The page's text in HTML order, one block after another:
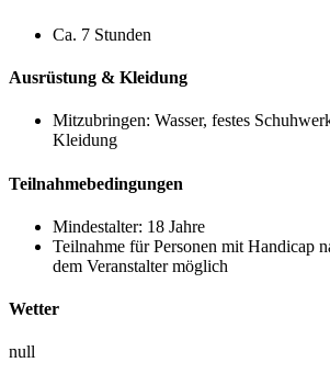
Ca. 7 Stunden
Ausrüstung & Kleidung
Mitzubringen: Wasser, festes
Kleidung
Teilnahmebedingungen
Mindestalter: 18 Jahre
Teilnahme für Personen mit Handicap
dem Veranstalter möglich
Wetter
null